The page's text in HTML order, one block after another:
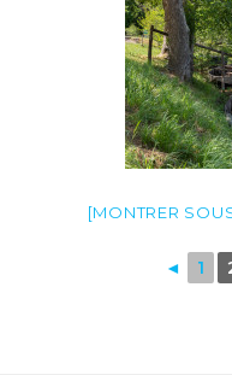
[MONTRER
◄ 1